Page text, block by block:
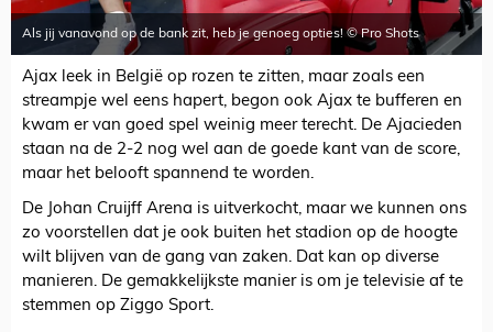
Als jij vanavond op de bank zit, heb je genoeg opties! © Pro Shots
Ajax leek in België op rozen te zitten, maar zoals een
streampje wel eens hapert, begon ook Ajax te bufferen en
kwam er van goed spel weinig meer terecht. De Ajacieden
staan na de 2-2 nog wel aan de goede kant van de score,
maar het belooft spannend te worden.
De Johan Cruijff Arena is uitverkocht, maar we kunnen ons
zo voorstellen dat je ook buiten het stadion op de hoogte
wilt blijven van de gang van zaken. Dat kan op diverse
manieren. De gemakkelijkste manier is om je televisie af te
stemmen op Ziggo Sport.